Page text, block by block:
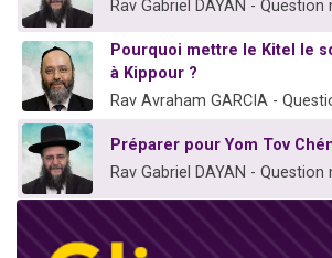
Rav Gabriel DAYAN - Question
Pourquoi mettre le Kitel le
à Kippour ?
Rav Avraham GARCIA -
Préparer pour Yom Tov
Rav Gabriel DAYAN - Question